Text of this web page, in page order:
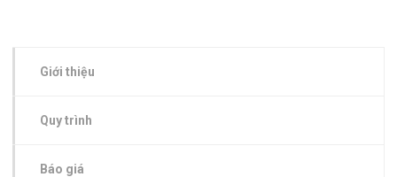
Giới thiệu
Quy trình
Báo giá